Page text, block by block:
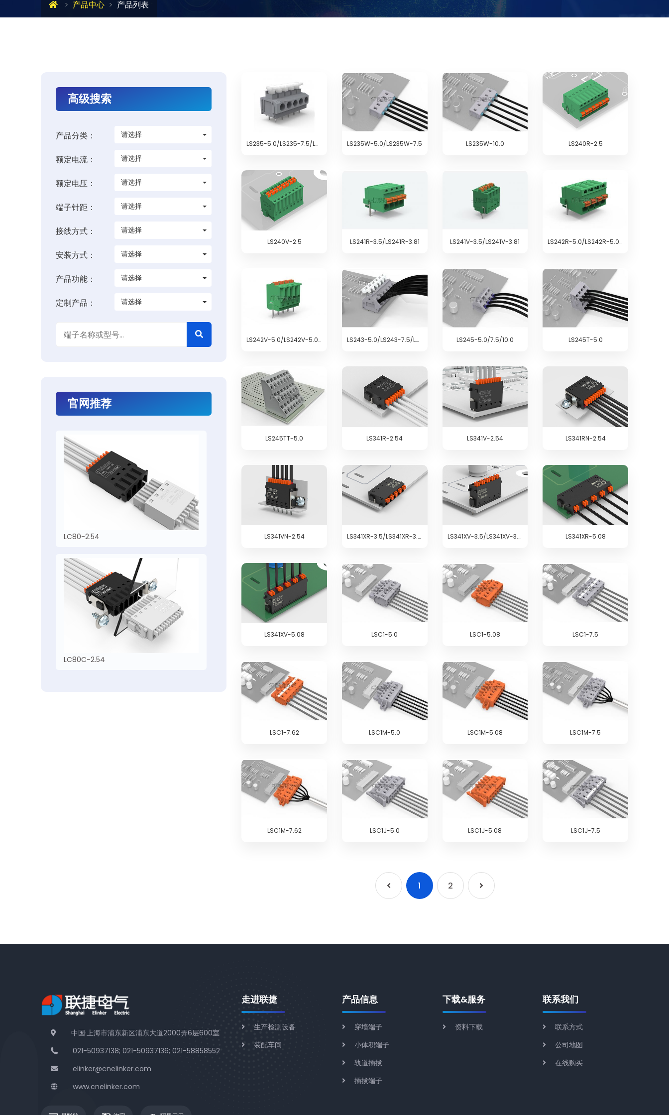
产品中心 产品列表
高级搜索
产品分类： 请选择
额定电流： 请选择
额定电压： 请选择
端子针距： 请选择
接线方式： 请选择
安装方式： 请选择
产品功能： 请选择
定制产品： 请选择
官网推荐
LC80-2.54
LC80C-2.54
LS235-5.0/LS235-7.5/LS235-10.0 LS235W-5.0/LS235W-7.5 LS235W-10.0 LS240R-2.5
LS240V-2.5 LS241R-3.5/LS241R-3.81 LS241V-3.5/LS241V-3.81 LS242R-5.0/LS242R-5.08
LS242V-5.0/LS242V-5.08 LS243-5.0/LS243-7.5/LS243-10.0 LS245-5.0/7.5/10.0 LS245T-5.0
LS245TT-5.0 LS341R-2.54 LS341V-2.54 LS341RN-2.54
LS341VN-2.54 LS341XR-3.5/LS341XR-3.81 LS341XV-3.5/LS341XV-3.81 LS341XR-5.08
LS341XV-5.08 LSC1-5.0 LSC1-5.08 LSC1-7.5
LSC1-7.62 LSC1M-5.0 LSC1M-5.08 LSC1M-7.5
LSC1M-7.62 LSC1J-5.0 LSC1J-5.08 LSC1J-7.5
1 2
中国·上海市浦东新区浦东大道2000弄6层600室
021-50937138; 021-50937136; 021-58858552
elinker@cnelinker.com
www.cnelinker.com
走进联捷
生产检测设备
装配车间
产品信息
穿墙端子
小体积端子
轨道插拔
插拔端子
下载&服务
资料下载
联系我们
联系方式
公司地图
在线购买